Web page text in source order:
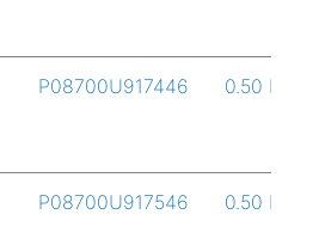
P08700U917446 0.50 L
P08700U917546 0.50 L